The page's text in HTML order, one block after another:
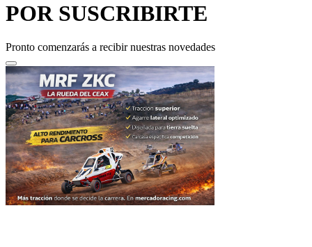
POR SUSCRIBIRTE
Pronto comenzarás a recibir nuestras novedades